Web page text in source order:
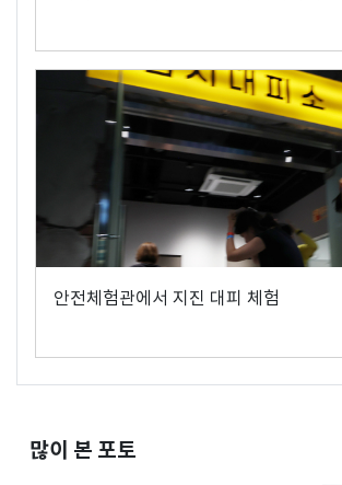
안전체험관에서 지진 대피 체험
많이 본 포토